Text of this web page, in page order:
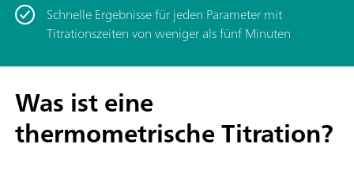
Schnelle Ergebnisse für jeden Parameter mit
Titrationszeiten von weniger als fünf Minuten
Was ist eine
thermometrische Titration?